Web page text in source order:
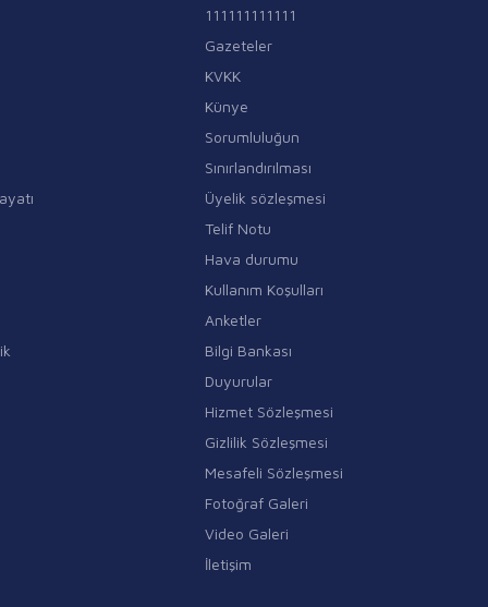
111111111111
Gazeteler
KVKK
Künye
Sorumluluğun
Sınırlandırılması
Üyelik sözleşmesi
Telif Notu
Hava durumu
Kullanım Koşulları
Anketler
Bilgi Bankası
Duyurular
Hizmet Sözleşmesi
Gizlilik Sözleşmesi
Mesafeli Sözleşmesi
Fotoğraf Galeri
Video Galeri
İletişim